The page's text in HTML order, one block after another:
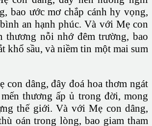
bao ước mơ chắp cánh hy vọng,
an hạnh phúc. Và với Mẹ con
thương nỗi nhớ đêm trường, bao
khổ sầu, và niềm tin một mai sum
con dâng, đây đoá hoa thơm ngát
thương ấp ủ trong đời, mong
thế giới. Và với Mẹ con dâng,
oán trong lòng, bao giam tham